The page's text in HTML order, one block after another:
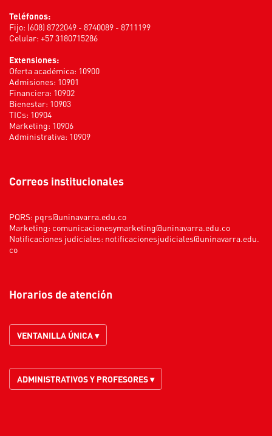
Teléfonos:
Fijo: (608) 8722049 - 8740089 - 8711199
Celular: +57 3180715286
Extensiones:
Oferta académica: 10900
Admisiones: 10901
Financiera: 10902
Bienestar: 10903
TICs: 10904
Marketing: 10906
Administrativa: 10909
Correos institucionales
PQRS: pqrs@uninavarra.edu.co
Marketing: comunicacionesymarketing@uninavarra.edu.co
Notificaciones judiciales: notificacionesjudiciales@uninavarra.edu.
co
Horarios de atención
VENTANILLA ÚNICA ▾
ADMINISTRATIVOS Y PROFESORES ▾